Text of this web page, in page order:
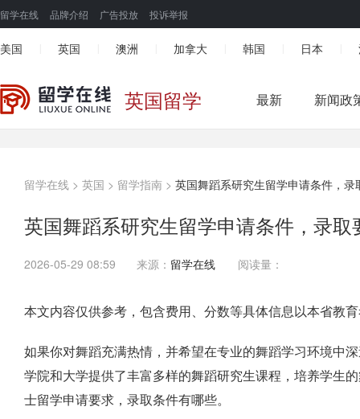
留学在线 品牌介绍 广告投放 投诉举报
美国 英国 澳洲 加拿大 韩国 日本
英国留学 最新 新闻政
留学在线 > 英国 > 留学指南 > 英国舞蹈系研究生留学申请条件，录
英国舞蹈系研究生留学申请条件，录取
2026-05-29 08:59 来源： 留学在线 阅读量：
本文内容仅供参考，包含费用、分数等具体信息以本省教
如果你对舞蹈充满热情，并希望在专业的舞蹈学习环境中
学院和大学提供了丰富多样的舞蹈研究生课程，培养学生
士留学申请要求，录取条件有哪些。